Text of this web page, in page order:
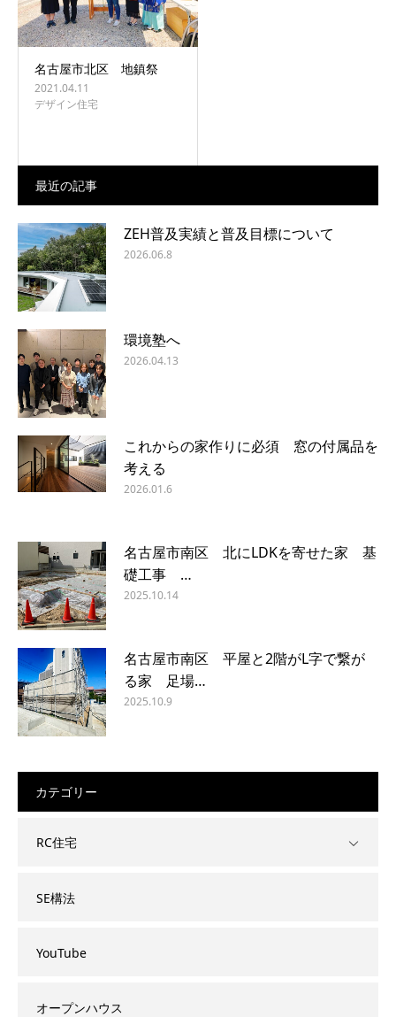
名古屋市北区 地鎮祭
2021.04.11
デザイン住宅
最近の記事
ZEH普及実績と普及目標について
2026.06.8
環境塾へ
2026.04.13
これからの家作りに必須 窓の付属品を
考える
2026.01.6
名古屋市南区 北にLDKを寄せた家 基
礎工事 …
2025.10.14
名古屋市南区 平屋と2階がL字で繋が
る家 足場…
2025.10.9
カテゴリー
RC住宅
SE構法
YouTube
オープンハウス